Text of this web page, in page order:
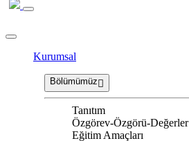
Kurumsal
Bölümümüz
Tanıtım
Özgörev-Özgörü-Değerler
Eğitim Amaçları